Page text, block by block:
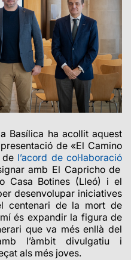
Basílica ha acollit aquest
de «El Camino
l’acord de col·laboració
amb El Capricho de
Casa Botines (Lleó) i el
desenvolupar iniciatives
centenari de la mort de
és expandir la figura de
que va més enllà del
l’àmbit divulgatiu i
als més joves.